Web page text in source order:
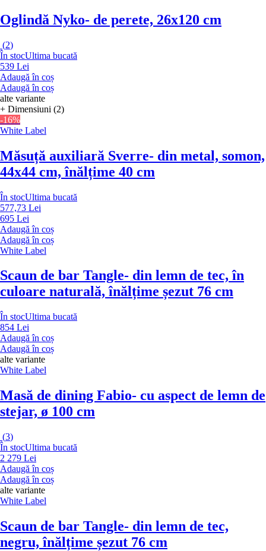
Oglindă Nyko- de perete, 26x120 cm
(2)
În stocUltima bucată
539 Lei
Adaugă în coș
Adaugă în coș
alte variante
+ Dimensiuni (2)
-16%
White Label
Măsuță auxiliară Sverre- din metal, somon,
44x44 cm, înălțime 40 cm
În stocUltima bucată
577,73 Lei
695 Lei
Adaugă în coș
Adaugă în coș
White Label
Scaun de bar Tangle- din lemn de tec, în
culoare naturală, înălțime șezut 76 cm
În stocUltima bucată
854 Lei
Adaugă în coș
Adaugă în coș
alte variante
White Label
Masă de dining Fabio- cu aspect de lemn de
stejar, ø 100 cm
(3)
În stocUltima bucată
2 279 Lei
Adaugă în coș
Adaugă în coș
alte variante
White Label
Scaun de bar Tangle- din lemn de tec,
negru, înălțime șezut 76 cm